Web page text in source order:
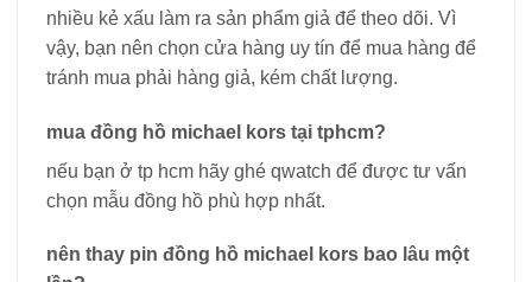
nhiều kẻ xấu làm ra sản phẩm giả để theo dõi. Vì
vậy, bạn nên chọn cửa hàng uy tín để mua hàng để
tránh mua phải hàng giả, kém chất lượng.
mua đồng hồ michael kors tại tphcm?
nếu bạn ở tp hcm hãy ghé qwatch để được tư vấn
chọn mẫu đồng hồ phù hợp nhất.
nên thay pin đồng hồ michael kors bao lâu một